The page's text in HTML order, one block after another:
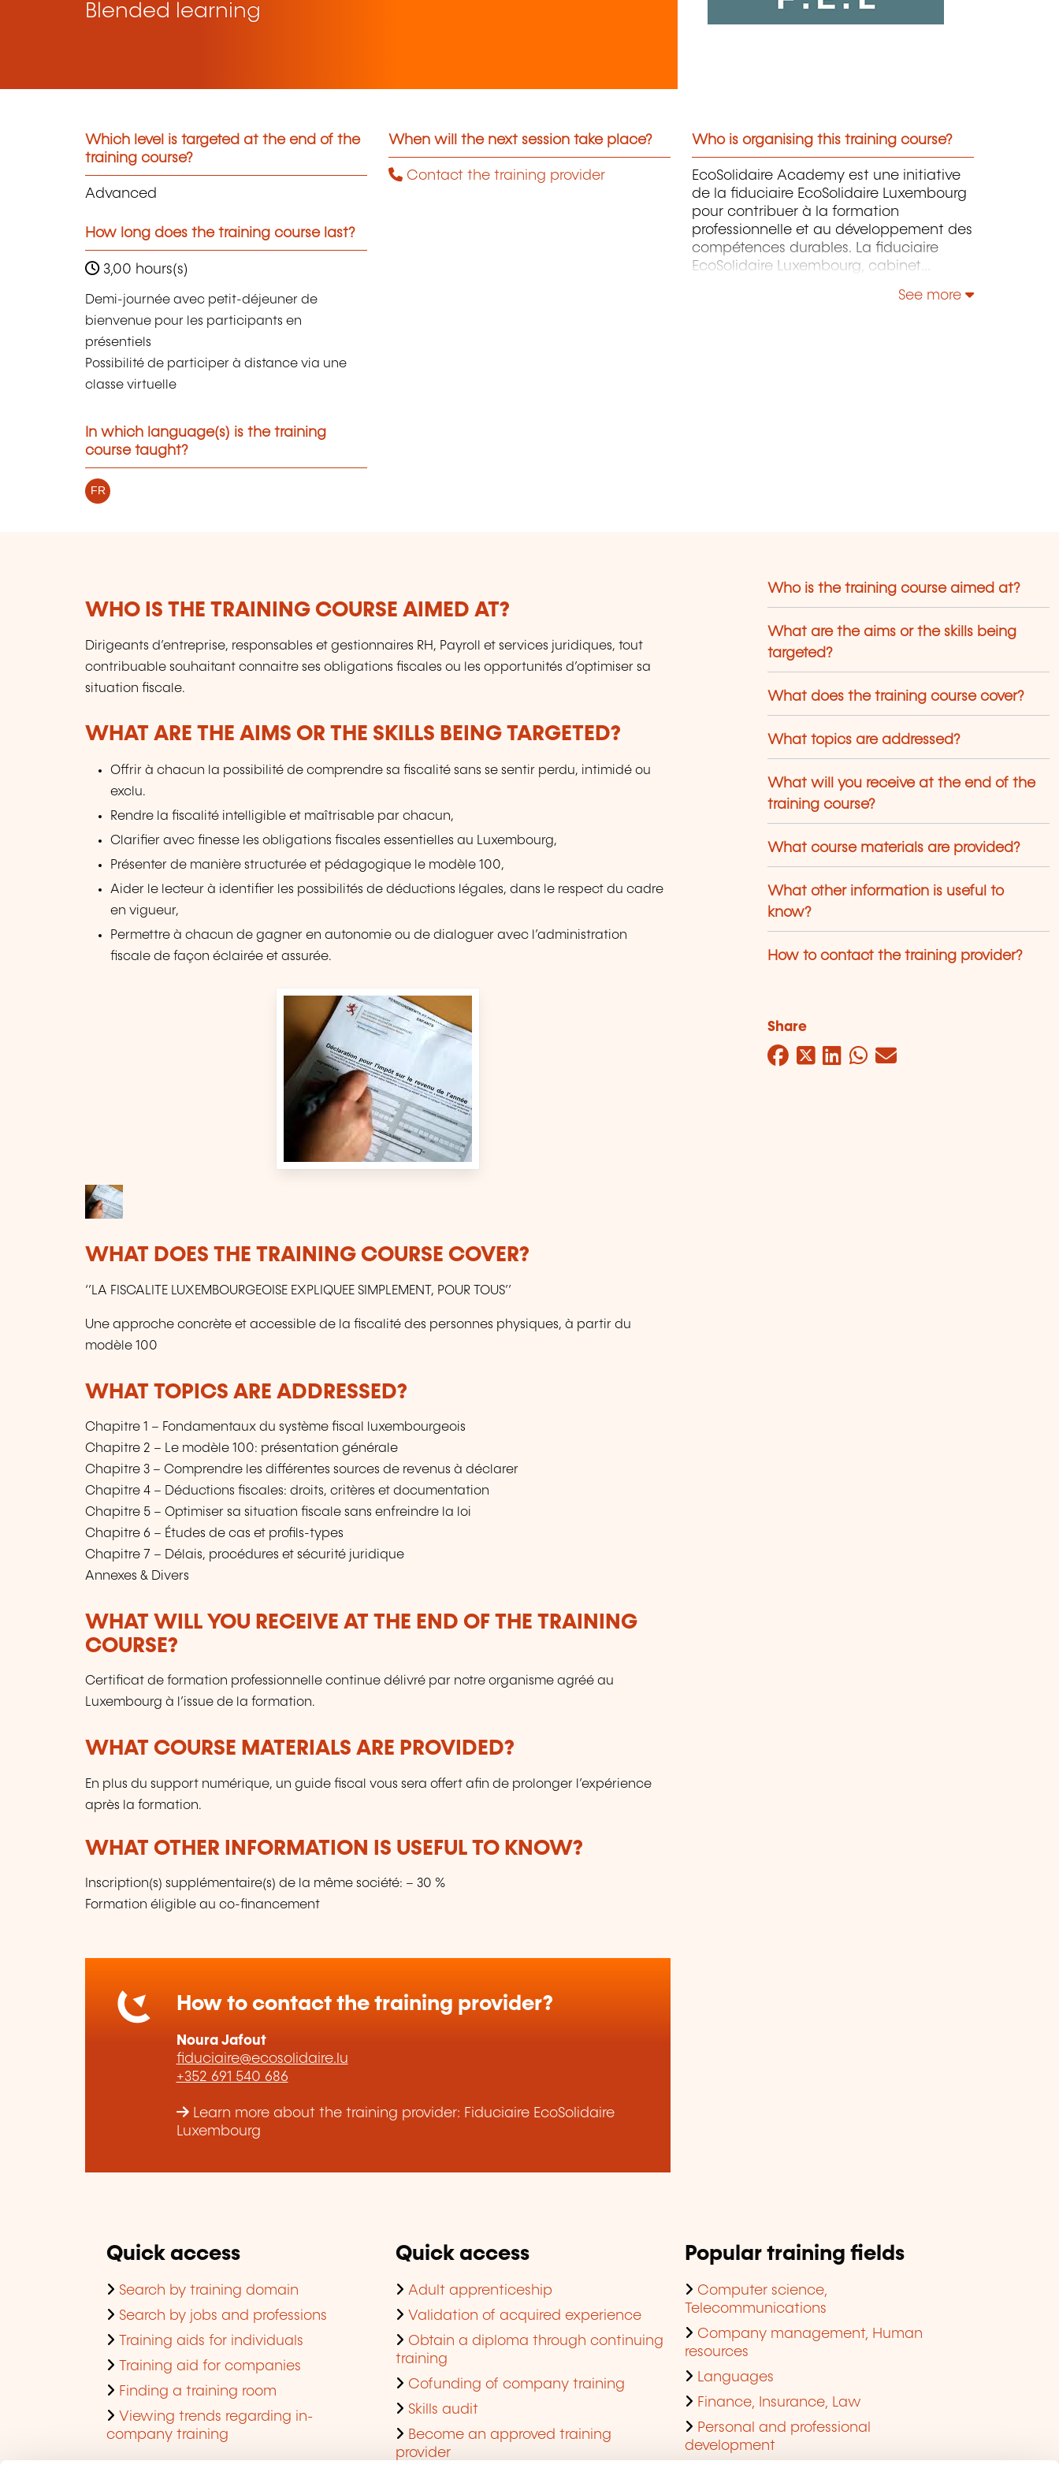
Blended learning
Which level is targeted at the end of the
training course?
Advanced
How long does the training course last?
3,00 hours(s)
Demi-journée avec petit-déjeuner de
bienvenue pour les participants en
présentiels
Possibilité de participer à distance via une
classe virtuelle
In which language(s) is the training
course taught?
FR
When will the next session take place?
Contact the training provider
Who is organising this training course?
EcoSolidaire Academy est une initiative
de la fiduciaire EcoSolidaire Luxembourg
pour contribuer à la formation
professionnelle et au développement des
compétences durables. La fiduciaire
EcoSolidaire Luxembourg, cabinet
expertise, a fondé EcoSolidaire Academy
See more
WHO IS THE TRAINING COURSE AIMED AT?
Dirigeants d’entreprise, responsables et gestionnaires RH, Payroll et services juridiques, tout
contribuable souhaitant connaitre ses obligations fiscales ou les opportunités d’optimiser sa
situation fiscale.
WHAT ARE THE AIMS OR THE SKILLS BEING TARGETED?
Offrir à chacun la possibilité de comprendre sa fiscalité sans se sentir perdu, intimidé ou
exclu.
Rendre la fiscalité intelligible et maîtrisable par chacun,
Clarifier avec finesse les obligations fiscales essentielles au Luxembourg,
Présenter de manière structurée et pédagogique le modèle 100,
Aider le lecteur à identifier les possibilités de déductions légales, dans le respect du cadre
en vigueur,
Permettre à chacun de gagner en autonomie ou de dialoguer avec l’administration
fiscale de façon éclairée et assurée.
WHAT DOES THE TRAINING COURSE COVER?
‘’LA FISCALITE LUXEMBOURGEOISE EXPLIQUEE SIMPLEMENT, POUR TOUS’’
Une approche concrète et accessible de la fiscalité des personnes physiques, à partir du
modèle 100
WHAT TOPICS ARE ADDRESSED?
Chapitre 1 – Fondamentaux du système fiscal luxembourgeois
Chapitre 2 – Le modèle 100: présentation générale
Chapitre 3 – Comprendre les différentes sources de revenus à déclarer
Chapitre 4 – Déductions fiscales: droits, critères et documentation
Chapitre 5 – Optimiser sa situation fiscale sans enfreindre la loi
Chapitre 6 – Études de cas et profils-types
Chapitre 7 – Délais, procédures et sécurité juridique
Annexes & Divers
WHAT WILL YOU RECEIVE AT THE END OF THE TRAINING
COURSE?
Certificat de formation professionnelle continue délivré par notre organisme agréé au
Luxembourg à l’issue de la formation.
WHAT COURSE MATERIALS ARE PROVIDED?
En plus du support numérique, un guide fiscal vous sera offert afin de prolonger l’expérience
après la formation.
WHAT OTHER INFORMATION IS USEFUL TO KNOW?
Inscription(s) supplémentaire(s) de la même société: – 30 %
Formation éligible au co-financement
How to contact the training provider?
Noura Jafout
fiduciaire@ecosolidaire.lu
+352 691 540 686
Learn more about the training provider: Fiduciaire EcoSolidaire
Luxembourg
Who is the training course aimed at?
What are the aims or the skills being
targeted?
What does the training course cover?
What topics are addressed?
What will you receive at the end of the
training course?
What course materials are provided?
What other information is useful to
know?
How to contact the training provider?
Share
Facebook
Twitter
LinkedIn
WhatsApp
Mail
Quick access
Search by training domain
Search by jobs and professions
Training aids for individuals
Training aid for companies
Finding a training room
Viewing trends regarding in-
company training
Quick access
Adult apprenticeship
Validation of acquired experience
Obtain a diploma through continuing
training
Cofunding of company training
Skills audit
Become an approved training
provider
Popular training fields
Computer science,
Telecommunications
Company management, Human
resources
Languages
Finance, Insurance, Law
Personal and professional
development